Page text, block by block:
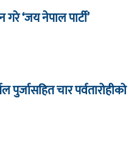
‘जय नेपाल पार्टी’
पुर्जासहित चार पर्वतारोहीको